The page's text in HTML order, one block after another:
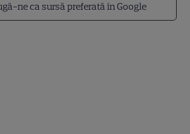
ne ca sursă preferată în Google